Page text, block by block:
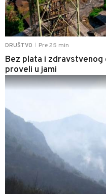
DRUŠTVO Pre 25 min
Bez plata i zdravstvenog
proveli u jami